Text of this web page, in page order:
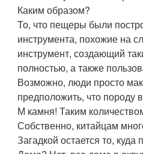
Каким образом?
То, что пещеры были
инструмента, похожие на
инструмент, создающий
полностью, а также
Возможно, люди просто
предположить, что породу
М камня! Таким
Собственно, китайцам
Загадкой остается то,